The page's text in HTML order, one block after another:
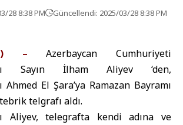
28 8:38 PM Güncellendi: 2025/03/28 8:38 PM
– Azerbaycan Cumhuriyeti
Sayın İlham Aliyev ‘den,
Ahmed El Şara’ya Ramazan Bayramı
telgrafı aldı.
Aliyev, telegrafta ​​kendi adına ve